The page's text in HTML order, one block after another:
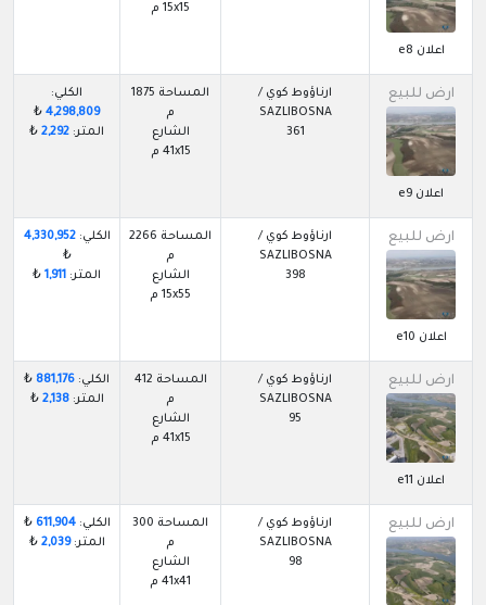
اعلان e8
15x15 م
ارض للبيع
اعلان e9
ارناؤوط كوي /
SAZLIBOSNA
361
المساحة 1875
م
الشارع
41x15 م
الكلي:
4,298,809
₺
المتر: 2,292
₺
ارض للبيع
اعلان e10
ارناؤوط كوي /
SAZLIBOSNA
398
المساحة 2266
م
الشارع
15x55 م
الكلي:4,330,952
₺
المتر: 1,911
₺
ارض للبيع
اعلان e11
ارناؤوط كوي /
SAZLIBOSNA
95
المساحة 412
م
الشارع
41x15 م
الكلي: 881,176
₺
المتر:2,138
₺
ارض للبيع
ارناؤوط كوي /
SAZLIBOSNA
98
المساحة 300
م
الشارع
41x41 م
الكلي:611,904
₺
المتر:2,039
₺